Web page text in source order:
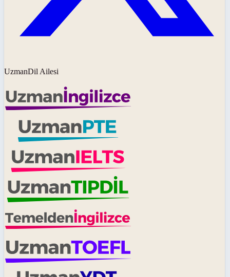
UzmanDil Ailesi